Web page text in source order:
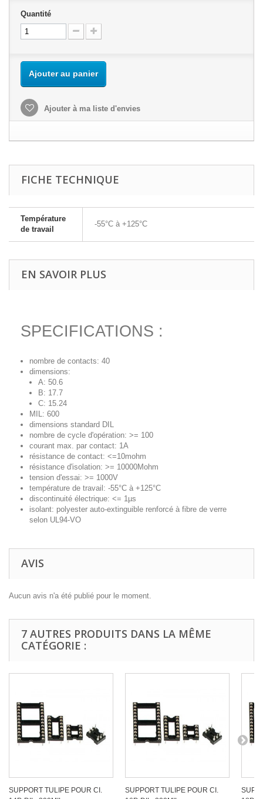
Quantité
Ajouter au panier
Ajouter à ma liste d'envies
FICHE TECHNIQUE
Température
de travail
-55°C à +125°C
EN SAVOIR PLUS
SPECIFICATIONS :
nombre de contacts: 40
dimensions:
A: 50.6
B: 17.7
C: 15.24
MIL: 600
dimensions standard DIL
nombre de cycle d'opération: >= 100
courant max. par contact: 1A
résistance de contact: <=10mohm
résistance d'isolation: >= 10000Mohm
tension d'essai: >= 1000V
température de travail: -55°C à +125°C
discontinuité électrique: <= 1µs
isolant: polyester auto-extinguible renforcé à fibre de verre
selon UL94-VO
AVIS
Aucun avis n'a été publié pour le moment.
7 AUTRES PRODUITS DANS LA MÊME
CATÉGORIE :
SUPPORT TULIPE POUR CI.
SUPPORT TULIPE POUR CI.